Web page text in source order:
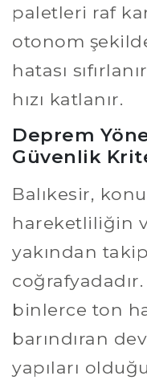
paletleri raf
otonom
hatası
hızı katlanır.
Deprem
Güvenlik
Balıkesir,
hareketliliğin
yakından
binlerce ton
barındıran
yapıları